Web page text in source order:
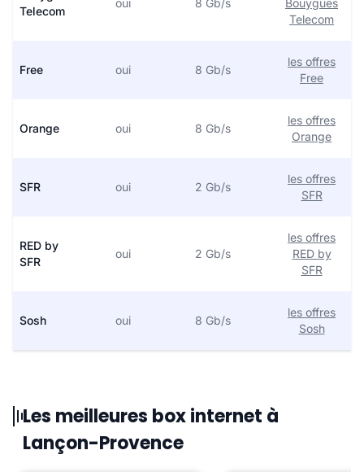
Telecom
oui 8 Gb/s
Bouygues
Telecom
Free oui 8 Gb/s
les offres
Free
Orange oui 8 Gb/s
les offres
Orange
SFR oui 2 Gb/s
les offres
SFR
RED by
SFR
oui 2 Gb/s
les offres
RED by
SFR
Sosh oui 8 Gb/s
les offres
Sosh
Les meilleures box internet à
Lançon-Provence